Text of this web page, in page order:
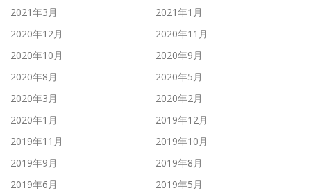
2021年3月
2021年1月
2020年12月
2020年11月
2020年10月
2020年9月
2020年8月
2020年5月
2020年3月
2020年2月
2020年1月
2019年12月
2019年11月
2019年10月
2019年9月
2019年8月
2019年6月
2019年5月